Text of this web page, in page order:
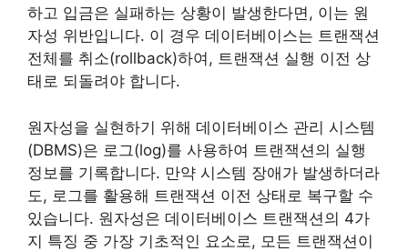
하고 입금은 실패하는 상황이 발생한다면, 이는 원
자성 위반입니다. 이 경우 데이터베이스는 트랜잭션
전체를 취소(rollback)하여, 트랜잭션 실행 이전 상
태로 되돌려야 합니다.
원자성을 실현하기 위해 데이터베이스 관리 시스템
(DBMS)은 로그(log)를 사용하여 트랜잭션의 실행
정보를 기록합니다. 만약 시스템 장애가 발생하더라
도, 로그를 활용해 트랜잭션 이전 상태로 복구할 수
있습니다. 원자성은 데이터베이스 트랜잭션의 4가
지 특징 중 가장 기초적인 요소로, 모든 트랜잭션이